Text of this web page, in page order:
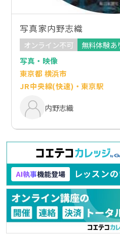
写真家内野志織
オンライン不可
無料体験あ
写真・映像
東京都 横浜市
JR中央線(快速)・東京駅
内野志織